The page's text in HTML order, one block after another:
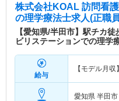
株式会社KOAL 訪問看
の理学療法士求人(正職
【愛知県/半田市】駅チカ
ビリステーションでの理学
給与
【モデル月収】
愛知県 半田市